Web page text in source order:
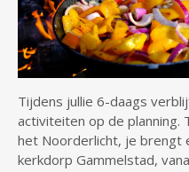
Tijdens jullie 6-daags
activiteiten op de planning.
het Noorderlicht, je brengt
kerkdorp Gammelstad,